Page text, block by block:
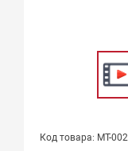
Код товара: МТ-002